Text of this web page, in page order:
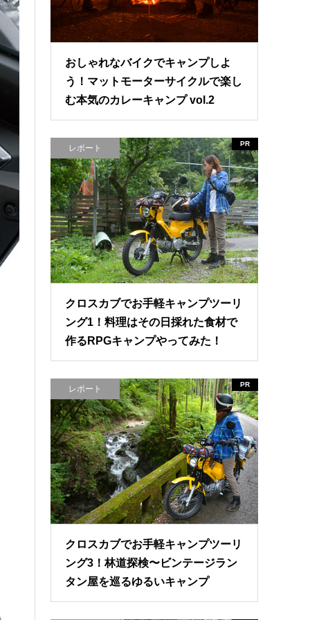
おしゃれなバイクでキャンプしよ
う！マットモーターサイクルで楽し
む本気のカレーキャンプ vol.2
レポート PR
クロスカブでお手軽キャンプツーリ
ング1！料理はその日採れた食材で
作るRPGキャンプやってみた！
レポート PR
クロスカブでお手軽キャンプツーリ
ング3！林道探検〜ビンテージラン
タン屋を巡るゆるいキャンプ